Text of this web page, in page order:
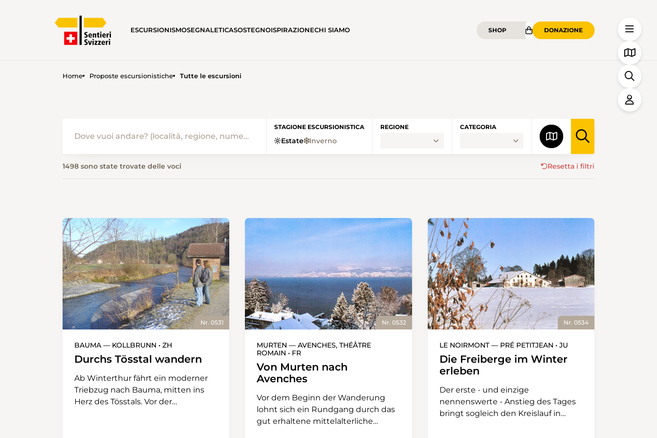
ESCURSIONISMOSEGNALETICASOSTEGNOISPIRAZIONECHI SIAMO SHOP DONAZIONE
Home Proposte escursionistiche Tutte le escursioni
STAGIONE ESCURSIONISTICA
Estate Inverno
REGIONE CATEGORIA
1498 sono state trovate delle voci Resetta i filtri
Nr. 0531
BAUMA — KOLLBRUNN • ZH
Durchs Tösstal wandern
Ab Winterthur fährt ein moderner
Triebzug nach Bauma, mitten ins
Herz des Tösstals. Vor der
Nr. 0532
MURTEN — AVENCHES, THÉÂTRE
ROMAIN • FR
Von Murten nach
Avenches
Vor dem Beginn der Wanderung
lohnt sich ein Rundgang durch das
gut erhaltene mittelalterliche
Nr. 0534
LE NOIRMONT — PRÉ PETITJEAN • JU
Die Freiberge im Winter
erleben
Der erste - und einzige
nennenswerte - Anstieg des Tages
bringt sogleich den Kreislauf in